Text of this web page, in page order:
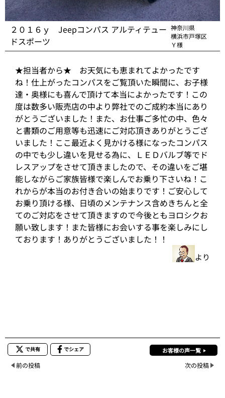
２０１６ｙ Jeepコンパス アルティテュー
ドスポーツ
神奈川県
横浜市戸塚区
Ｙ様
★担当者から★ お天気にも恵まれてよかったです
ね！仕上がったコンパスをご覧頂いた瞬間に、お子様
達・奥様にも喜んで頂けて本当によかったです！この
度は数多い販売店の中より弊社でのご成約本当にあり
がとうございました！また、お仕事ご多忙の中、色々
と書類のご用意等も迅速にご対応頂きありがとうござ
いました！ここ最近よく見かける様になったコンパス
の中でも少し違いを見せる為に、ＬＥＤバルブ等でド
レスアップをさせて頂きましたので、その違いをご堪
能しながらご家族皆様で楽しんでお乗り下さいね！こ
れからが本当のお付き合いの始まりです！ご安心して
お乗り頂ける様、日頃のメンテナンス含めきちんと全
てのご対応をさせて頂きますので今後ともヨロシクお
願い致します！また皆様にお会いする事を楽しみにし
ております！ありがとうございました！！
より
で共有 でシェア お客様の声一覧
前の投稿 次の投稿